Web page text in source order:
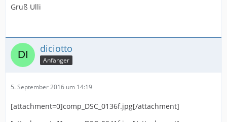
Gruß Ulli
diciotto
Anfänger
5. September 2016 um 14:19
[attachment=0]comp_DSC_0136f.jpg[/attachment]